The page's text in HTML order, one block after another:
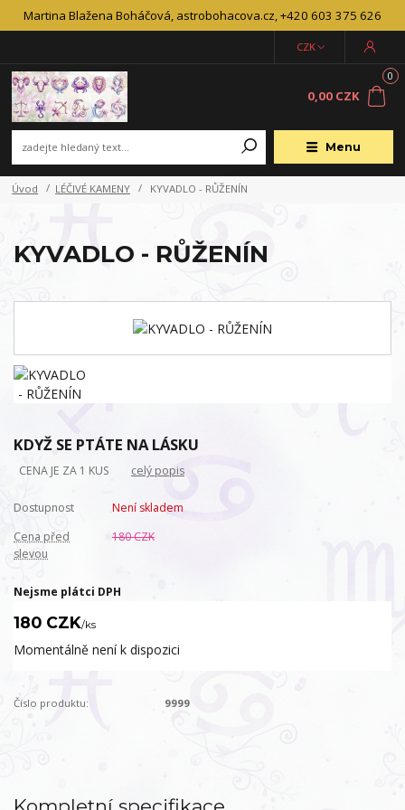
Martina Blažena Boháčová, astrobohacova.cz, +420 603 375 626
Menu
CZK
0
0,00 CZK
Úvod LÉČIVÉ KAMENY KYVADLO - RŮŽENÍN
KYVADLO - RŮŽENÍN
KDYŽ SE PTÁTE NA LÁSKU
CENA JE ZA 1 KUS celý popis
Dostupnost
Není skladem
Cena před
slevou
180 CZK
Nejsme plátci DPH
180 CZK/ks
Momentálně není k dispozici
Číslo produktu: 9999